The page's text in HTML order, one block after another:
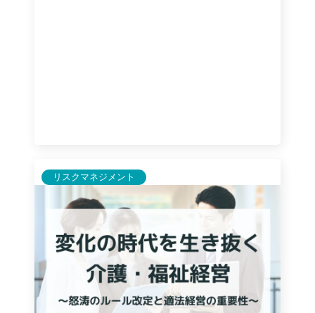
リスクマネジメント